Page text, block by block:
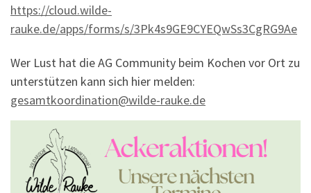
https://cloud.wilde-
rauke.de/apps/forms/s/3Pk4s9GE9CYEQwSs3CgRG9Ae
Wer Lust hat die AG Community beim Kochen vor Ort zu
unterstützen kann sich hier melden:
gesamtkoordination@wilde-rauke.de